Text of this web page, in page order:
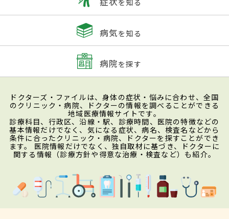
病気を知る
病院を探す
ドクターズ・ファイルは、身体の症状・悩みに合わせ、全国
のクリニック・病院、ドクターの情報を調べることができる
地域医療情報サイトです。
診療科目、行政区、沿線・駅、診療時間、医院の特徴などの
基本情報だけでなく、気になる症状、病名、検査名などから
条件に合ったクリニック・病院、ドクターを探すことができ
ます。 医院情報だけでなく、独自取材に基づき、ドクターに
関する情報（診療方針や得意な治療・検査など）も紹介。